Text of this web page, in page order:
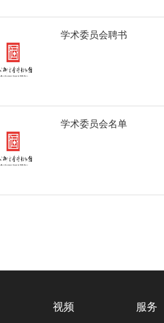
学术委员会聘书
学术委员会名单
视频 服务